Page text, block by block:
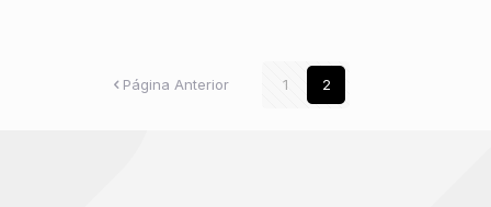
Página Anterior 1 2